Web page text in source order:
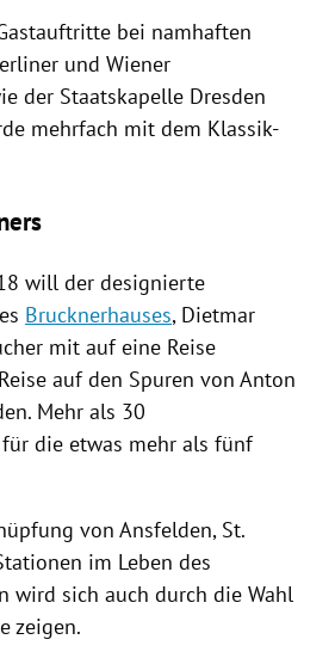
bei namhaften
und Wiener
der Staatskapelle Dresden
mehrfach mit dem Klassik-
will der designierte
Brucknerhauses, Dietmar
mit auf eine Reise
auf den Spuren von Anton
Mehr als 30
die etwas mehr als fünf
von Ansfelden, St.
im Leben des
wird sich auch durch die Wahl
zeigen.